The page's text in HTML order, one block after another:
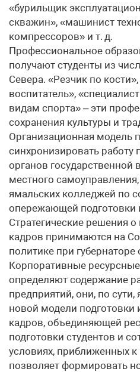
«бурильщик
скважин», «машинист
компрессоров» и т. д.
Профессиональное
получают студенты из
Севера. «Резчик по
воспитатель»,
видам спорта» – эти
сохранения культуры и
Организационная модель
синхронизировать работу
органов государственной
местного
ямальских колледжей по
опережающей подготовки
Стратегические решения о
кадров принимаются на
политике при губернаторе
Корпоративные
определяют содержание
предприятий, они, по
новой модели подготовки
кадров, объединяющей
подготовки студентов и
условиях, приближенных к
позволяет формировать